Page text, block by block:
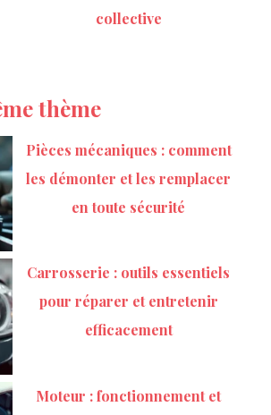
collective
thème
Pièces mécaniques : comment
les démonter et les remplacer
en toute sécurité
Carrosserie : outils essentiels
pour réparer et entretenir
efficacement
Moteur : fonctionnement et